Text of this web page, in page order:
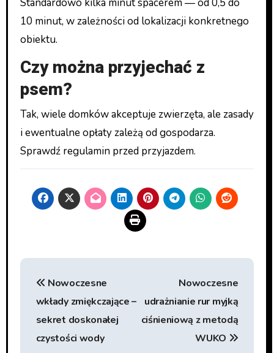
10 minut, w zależności od lokalizacji konkretnego
obiektu.
Czy można przyjechać z
psem?
Tak, wiele domków akceptuje zwierzęta, ale zasady
i ewentualne opłaty zależą od gospodarza.
Sprawdź regulamin przed przyjazdem.
Beitragsnavigation
Nowoczesne
wkłady zmiękczające –
sekret doskonałej
czystości wody
Nowoczesne
udrażnianie rur myjką
ciśnieniową z metodą
WUKO